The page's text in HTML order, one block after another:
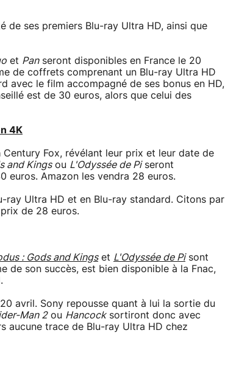
de ses premiers Blu-ray Ultra HD, ainsi que
et Panseront disponibles en France le 20
de coffrets comprenant un Blu-ray Ultra HD
avec le film accompagné de ses bonus en HD,
est de 30 euros, alors que celui des
4K
Fox, révélant leur prix et leur date de
and Kingsou L'Odyssée de Piseront
euros. Amazon les vendra 28 euros.
ray Ultra HD et en Blu-ray standard. Citons par
de 28 euros.
: Gods and Kingset L'Odyssée de Pisont
de son succès, est bien disponible à la Fnac,
avril. Sony repousse quant à lui la sortie du
Man 2ou Hancocksortiront donc avec
aucune trace de Blu-ray Ultra HD chez